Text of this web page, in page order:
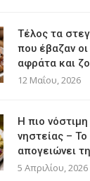
Τέλος τα
που έβαζαν οι
αφράτα και
12 Μαΐου, 2026
Η πιο
νηστείας –
απογειώνει
5 Απριλίου, 2026